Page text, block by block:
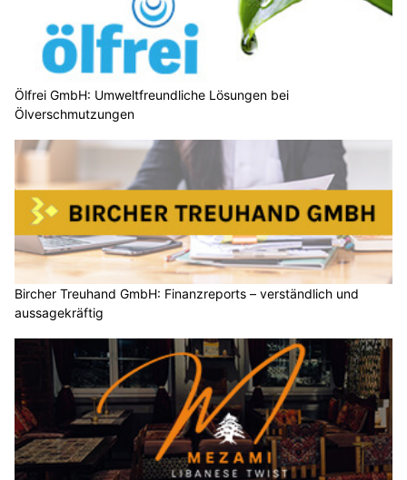
Ölfrei GmbH: Umweltfreundliche Lösungen bei
Ölverschmutzungen
Bircher Treuhand GmbH: Finanzreports – verständlich und
aussagekräftig